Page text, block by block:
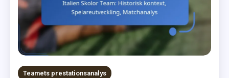
Teamets prestationsanalys